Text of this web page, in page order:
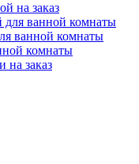
на заказ
для ванной комнаты
ванной комнаты
комнаты
на заказ